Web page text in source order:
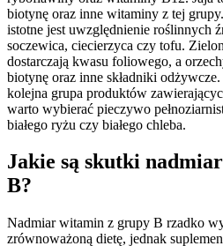
biotynę oraz inne witaminy z tej
istotne jest uwzględnienie roślinnych
soczewica, ciecierzyca czy tofu.
dostarczają kwasu foliowego, a
biotynę oraz inne składniki
kolejna grupa produktów
warto wybierać pieczywo
białego ryżu czy białego chleba.
Jakie są skutki
B?
Nadmiar witamin z grupy B rzadko
zrównoważoną dietę, jednak